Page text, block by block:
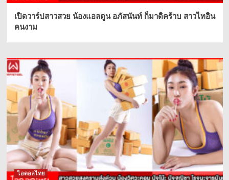
เปิดวาร์ปสาวสวย น้องแอลตูน อภัสนันท์ ก็มาดิคร้าบ สาวไทอิน
คนงาม
ไอดอลไทย